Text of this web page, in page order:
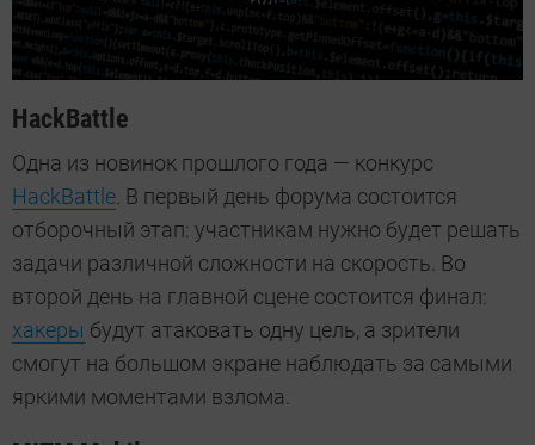
HackBattle
Одна из новинок прошлого года — конкурс
HackBattle . В первый день форума состоится
отборочный этап: участникам нужно будет решать
задачи различной сложности на скорость. Во
второй день на главной сцене состоится финал:
хакеры будут атаковать одну цель, а зрители
смогут на большом экране наблюдать за самыми
яркими моментами взлома.